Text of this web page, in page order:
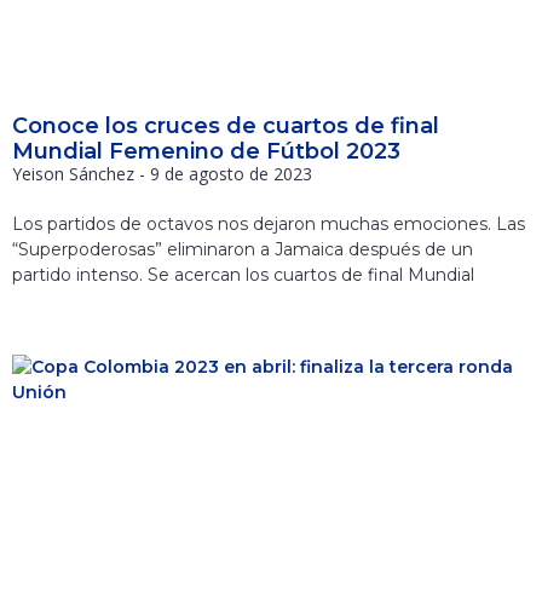
Conoce los cruces de cuartos de final
Mundial Femenino de Fútbol 2023
Yeison Sánchez 9 de agosto de 2023
Los partidos de octavos nos dejaron muchas emociones. Las
“Superpoderosas” eliminaron a Jamaica después de un
partido intenso. Se acercan los cuartos de final Mundial